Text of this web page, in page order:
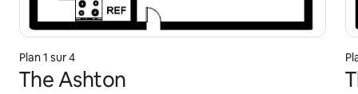
Plan 1 sur 4
The Ashton